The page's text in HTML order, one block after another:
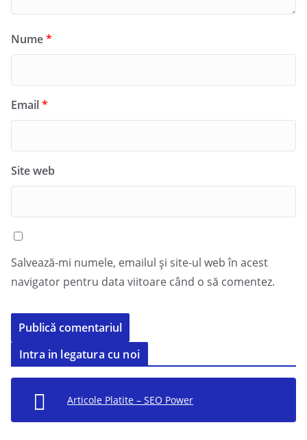
Nume*
Email*
Site web
Salvează-mi numele, emailul și site-ul web în acest
navigator pentru data viitoare când o să comentez.
Intra in legatura cu noi
Articole Platite – SEO Power